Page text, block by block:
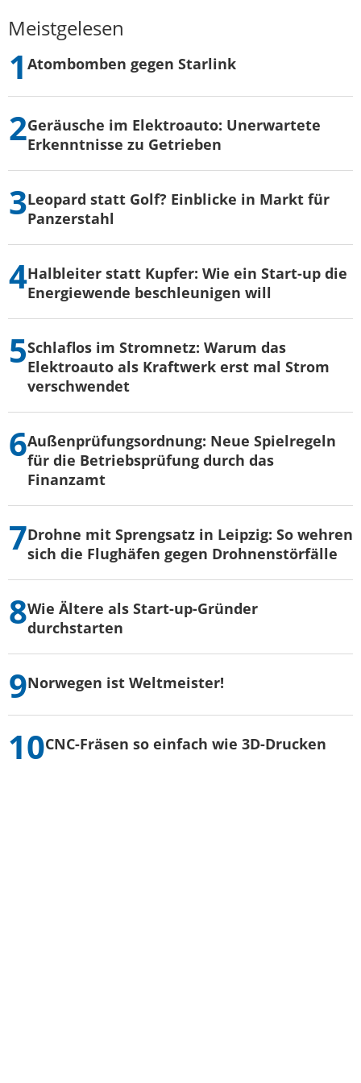
Meistgelesen
Atombomben gegen Starlink
Geräusche im Elektroauto: Unerwartete
Erkenntnisse zu Getrieben
Leopard statt Golf? Einblicke in Markt für
Panzerstahl
Halbleiter statt Kupfer: Wie ein Start-up die
Energiewende beschleunigen will
Schlaflos im Stromnetz: Warum das
Elektroauto als Kraftwerk erst mal Strom
verschwendet
Außenprüfungsordnung: Neue Spielregeln
für die Betriebsprüfung durch das
Finanzamt
Drohne mit Sprengsatz in Leipzig: So wehren
sich die Flughäfen gegen Drohnenstörfälle
Wie Ältere als Start-up-Gründer
durchstarten
Norwegen ist Weltmeister!
CNC-Fräsen so einfach wie 3D-Drucken